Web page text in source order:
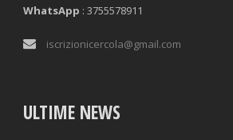
WhatsApp : 3755578911
iscrizionicercola@gmail.com
ULTIME NEWS